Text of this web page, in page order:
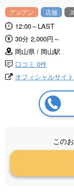
アジアン 店舗
12:00～LAST
30分 2,000円～
岡山県 / 岡山駅
口コミ 0件
オフィシャルサイト
この